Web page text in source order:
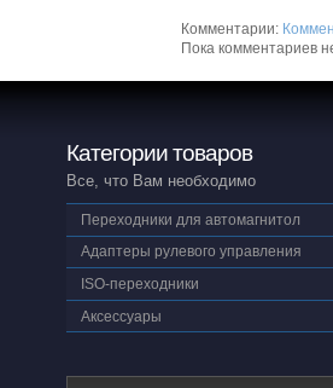
Комментарии:
Пока комментариев
Категории товаров
Все, что Вам необходимо
Переходники для автомагнитол
Адаптеры рулевого управления
ISO-переходники
Аксессуары